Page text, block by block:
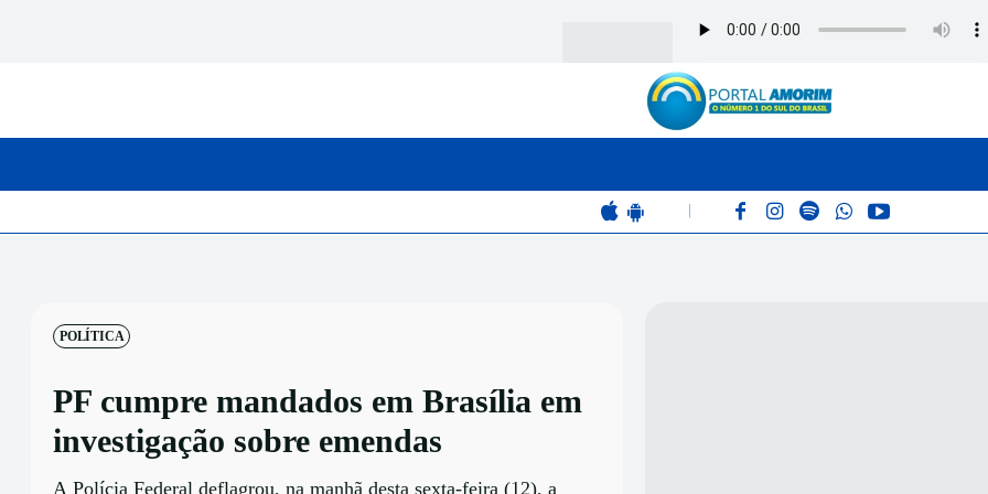
POLÍTICA
PF cumpre mandados em Brasília em
investigação sobre emendas
A Polícia Federal deflagrou, na manhã desta sexta-feira (12), a